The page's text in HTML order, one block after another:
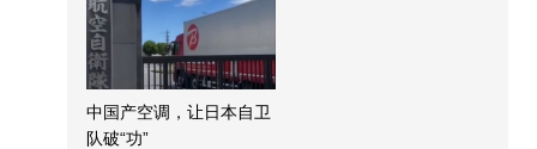
中国产空调，让日本自卫
队破“功”